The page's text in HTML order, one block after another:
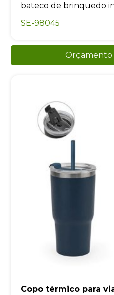
bateco de brinquedo
SE-98045
Orçamento
Copo térmico para